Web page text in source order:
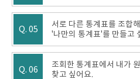
Q. 05
서로 다른 통계표를 조합
'나만의 통계표'를 만들고
Q. 06
조회한 통계표에서 내가
찾고 싶어요.